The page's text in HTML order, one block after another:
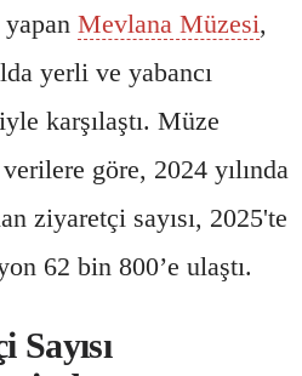
Mevlana Müzesi,
yerli ve yabancı
karşılaştı. Müze
göre, 2024 yılında
ziyaretçi sayısı, 2025'te
62 bin 800’e ulaştı.